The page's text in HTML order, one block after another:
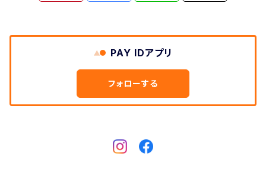
Swan
Hedgehog
Swan
PAY IDアプリ
フォローする